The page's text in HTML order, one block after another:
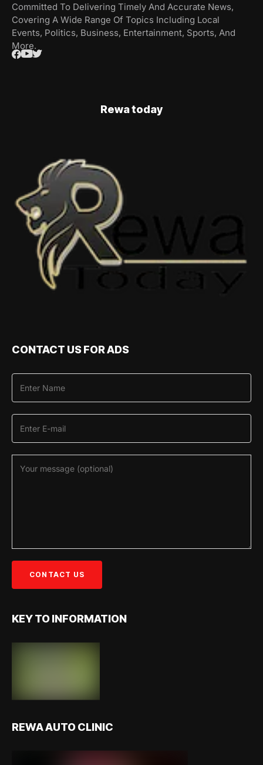
Committed To Delivering Timely And Accurate News,
Covering A Wide Range Of Topics Including Local
Events, Politics, Business, Entertainment, Sports, And
More.
Rewa today
CONTACT US FOR ADS
KEY TO INFORMATION
REWA AUTO CLINIC